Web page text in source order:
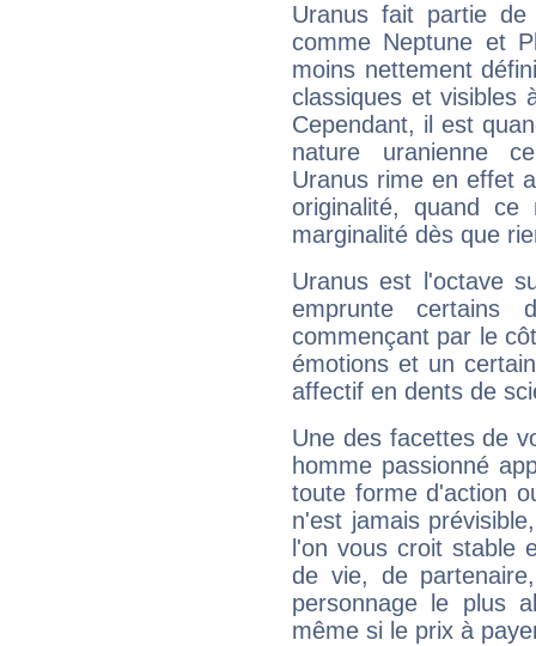
Uranus fait partie
comme Neptune et
moins nettement
classiques et visibles
Cependant, il est
nature uranienne
Uranus rime en effet
originalité, quand ce
marginalité dès que
Uranus est l'octave
emprunte
commençant par le
émotions et un
affectif en dents de
Une des facettes de
homme passionné
toute forme d'action
n'est jamais
l'on vous croit stable
de vie, de
personnage le plus
même si le prix à